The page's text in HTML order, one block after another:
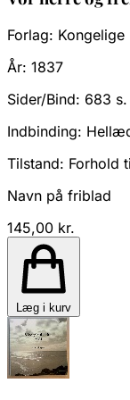
Forlag: Kongelige
År: 1837
Sider/Bind: 683
Indbinding:
Tilstand: Forhold
Navn på friblad
145,00 kr.
Læg i kurv